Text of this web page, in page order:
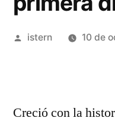
Publicado
istern 10 de
Creció con la